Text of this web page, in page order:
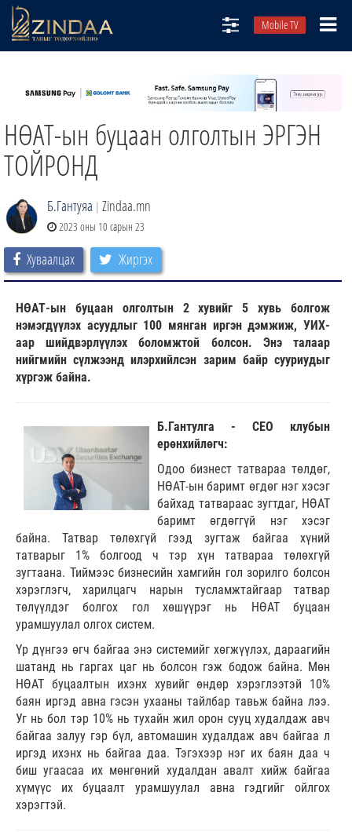
Mobile TV
ТВ8
ӨГЛӨӨНИЙ СОНИН
АУДИО ЗОХИОЛ
НӨАТ-ын буцаан олголтын ЭРГЭН
ТОЙРОНД
Б.Гантуяа | Zindaa.mn
2023 оны 10 сарын 23
Хуваалцах Жиргэх
НӨАТ-ын буцаан олголтын 2 хувийг 5 хувь болгож
нэмэгдүүлэх асуудлыг 100 мянган иргэн дэмжиж, УИХ-
аар шийдвэрлүүлэх боломжтой болсон. Энэ талаар
нийгмийн сүлжээнд илэрхийлсэн зарим байр сууриудыг
хүргэж байна.
Б.Гантулга - CEO клубын
ерөнхийлөгч:
Одоо бизнест татвараа төлдөг,
НӨАТ-ын баримт өгдөг нэг хэсэг
байхад татвараас зугтдаг, НӨАТ
баримт өгдөггүй нэг хэсэг
байна. Татвар төлөхгүй гээд зугтаж байгаа хүний
татварыг 1% болгоод ч тэр хүн татвараа төлөхгүй
зугтаана. Тиймээс бизнесийн хамгийн гол зорилго болсон
хэрэглэгч, харилцагч нарын тусламжтайгаар татвар
төлүүлдэг болгох гол хөшүүрэг нь НӨАТ буцаан
урамшуулал олгох систем.
Үр дүнгээ өгч байгаа энэ системийг хөгжүүлэх, дараагийн
шатанд нь гаргах цаг нь болсон гэж бодож байна. Мөн
НӨАТ буцаалтын ихэнх хувийг өндөр хэрэглээтэй 10%
баян иргэд авна гэсэн ухааны тайлбар тавьж байна лээ.
Уг нь бол тэр 10% нь тухайн жил орон сууц худалдаж авч
байгаа залуу гэр бүл, автомашин худалдаж авч байгаа л
иргэд ихэнх нь байгаа даа. Тэгэхээр нэг их баян даа ч
биш угаасаа их мөнгөний худалдан авалт хийж байгаа
хүмүүс их буцаалт урамшуулал авна гэдгийг ойлгох
хэрэгтэй.